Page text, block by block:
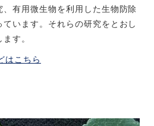
有用微生物を利用した生物防除
います。それらの研究をとおし
す。
はこちら